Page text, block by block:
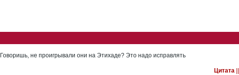
Говоришь, не проигрывали они на Этихаде? Это надо исправлять
Цитата ||